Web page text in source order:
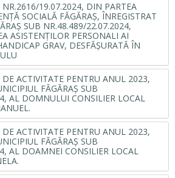
19.07.2024, DIN PARTEA
SOCIALĂ FĂGĂRAŞ, ÎNREGISTRAT
SUB NR.48.489/22.07.2024,
ASISTENŢILOR PERSONALI AI
GRAV, DESFĂŞURATĂ ÎN
ACTIVITATE PENTRU ANUL 2023,
FĂGĂRAŞ SUB
AL DOMNULUI CONSILIER LOCAL
ACTIVITATE PENTRU ANUL 2023,
FĂGĂRAŞ SUB
AL DOAMNEI CONSILIER LOCAL